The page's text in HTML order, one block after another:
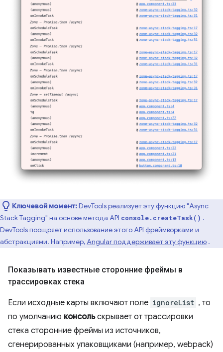
Ключевой момент:DevTools реализует эту функцию "Async
Stack Tagging" на основе метода API console.createTask() .
DevTools поощряет использование этого API фреймворками и
абстракциями. Например,Angular поддерживает эту функцию .
Показывать известные сторонние фреймы в
трассировках стека
Если исходные карты включают поле ignoreList , то
по умолчанию консольскрывает от трассировки
стека сторонние фреймы из источников,
сгенерированных упаковщиками (например, webpack)